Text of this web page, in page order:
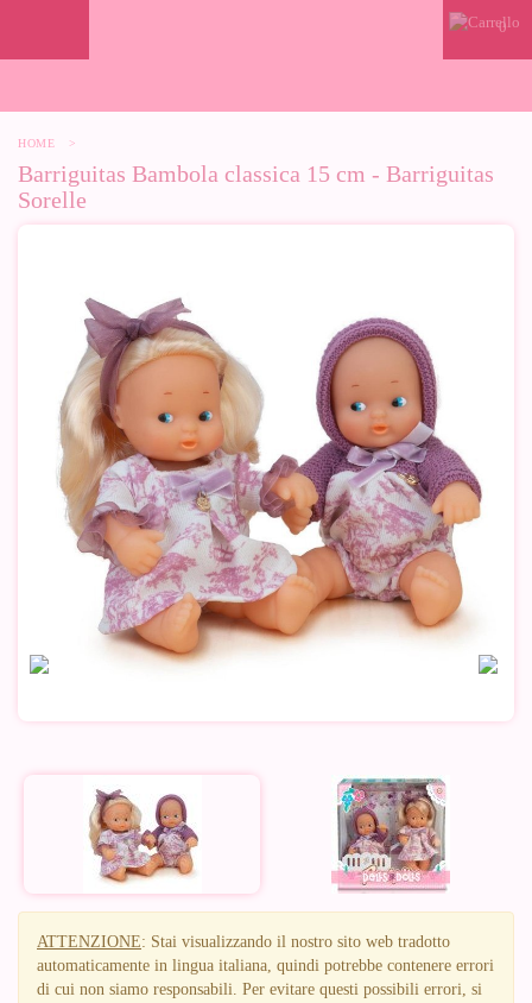
0
HOME >
Barriguitas Bambola classica 15 cm - Barriguitas
Sorelle
ATTENZIONE: Stai visualizzando il nostro sito web tradotto
automaticamente in lingua italiana, quindi potrebbe contenere errori
di cui non siamo responsabili. Per evitare questi possibili errori, si